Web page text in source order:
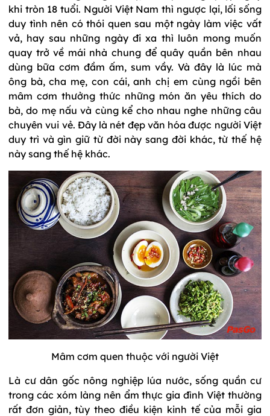
khi tròn 18 tuổi. Người Việt Nam thì ngược lại, lối sống
duy tình nên có thói quen sau một ngày làm việc vất
vả, hay sau những ngày đi xa thì luôn mong muốn
quay trở về mái nhà chung để quây quần bên nhau
dùng bữa cơm đầm ấm, sum vầy. Và đây là lúc mà
ông bà, cha mẹ, con cái, anh chị em cùng ngồi bên
mâm cơm thưởng thức những món ăn yêu thích do
bà, do mẹ nấu và cùng kể cho nhau nghe những câu
chuyên vui vẻ. Đây là nét đẹp văn hóa được người Việt
duy trì và gìn giữ từ đời này sang đời khác, từ thế hệ
này sang thế hệ khác.
Mâm cơm quen thuộc với người Việt
Là cư dân gốc nông nghiệp lúa nước, sống quần cư
trong các xóm làng nên ẩm thực gia đình Việt thường
rất đơn giản, tùy theo điều kiện kinh tế của mỗi gia